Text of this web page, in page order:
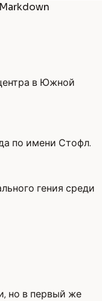
в Южной
по имени Стофл.
гения среди
но в первый же